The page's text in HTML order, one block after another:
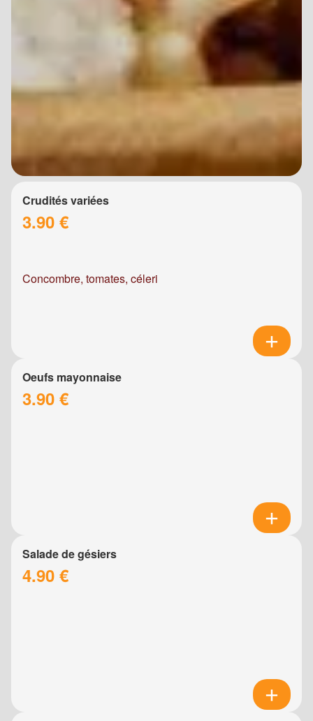
Crudités variées
3.90 €
Concombre, tomates, céleri
Oeufs mayonnaise
3.90 €
Salade de gésiers
4.90 €